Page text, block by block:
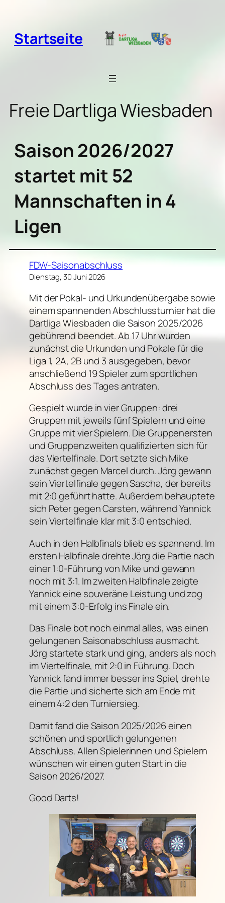
springen
Startseite
Freie Dartliga Wiesbaden
Saison 2026/2027
startet mit 52
Mannschaften in 4
Ligen
FDW-Saisonabschluss
Dienstag, 30 Juni 2026
Mit der Pokal- und Urkundenübergabe sowie
einem spannenden Abschlussturnier hat die
Dartliga Wiesbaden die Saison 2025/2026
gebührend beendet. Ab 17 Uhr wurden
zunächst die Urkunden und Pokale für die
Liga 1, 2A, 2B und 3 ausgegeben, bevor
anschließend 19 Spieler zum sportlichen
Abschluss des Tages antraten.
Gespielt wurde in vier Gruppen: drei
Gruppen mit jeweils fünf Spielern und eine
Gruppe mit vier Spielern. Die Gruppenersten
und Gruppenzweiten qualifizierten sich für
das Viertelfinale. Dort setzte sich Mike
zunächst gegen Marcel durch. Jörg gewann
sein Viertelfinale gegen Sascha, der bereits
mit 2:0 geführt hatte. Außerdem behauptete
sich Peter gegen Carsten, während Yannick
sein Viertelfinale klar mit 3:0 entschied.
Auch in den Halbfinals blieb es spannend. Im
ersten Halbfinale drehte Jörg die Partie nach
einer 1:0-Führung von Mike und gewann
noch mit 3:1. Im zweiten Halbfinale zeigte
Yannick eine souveräne Leistung und zog
mit einem 3:0-Erfolg ins Finale ein.
Das Finale bot noch einmal alles, was einen
gelungenen Saisonabschluss ausmacht.
Jörg startete stark und ging, anders als noch
im Viertelfinale, mit 2:0 in Führung. Doch
Yannick fand immer besser ins Spiel, drehte
die Partie und sicherte sich am Ende mit
einem 4:2 den Turniersieg.
Damit fand die Saison 2025/2026 einen
schönen und sportlich gelungenen
Abschluss. Allen Spielerinnen und Spielern
wünschen wir einen guten Start in die
Saison 2026/2027.
Good Darts!